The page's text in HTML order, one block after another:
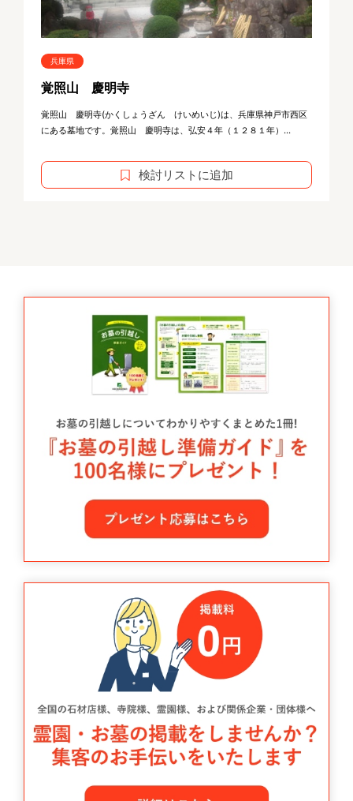
兵庫県
覚照山 慶明寺
覚照山 慶明寺(かくしょうざん けいめいじ)は、兵庫県神戸市西区
にある墓地です。覚照山 慶明寺は、弘安４年（１２８１年）...
検討リストに追加